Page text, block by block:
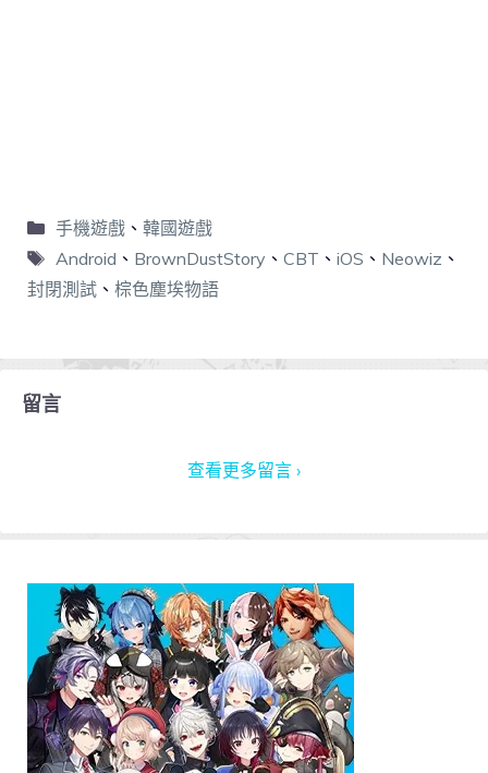
手機遊戲、 韓國遊戲
Android 、 BrownDustStory 、 CBT 、 iOS 、 Neowiz 、
封閉測試 、 棕色塵埃物語
留言
查看更多留言 ›